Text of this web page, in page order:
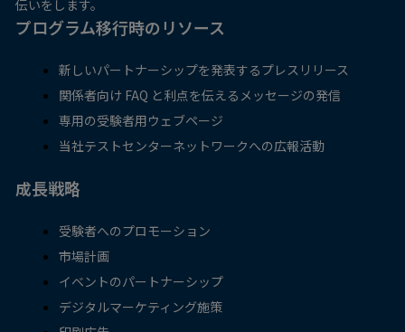
伝いをします。
プログラム移行時のリソース
新しいパートナーシップを発表するプレスリリース
関係者向け FAQ と利点を伝えるメッセージの発信
専用の受験者用ウェブページ
当社テストセンターネットワークへの広報活動
成長戦略
受験者へのプロモーション
市場計画
イベントのパートナーシップ
デジタルマーケティング施策